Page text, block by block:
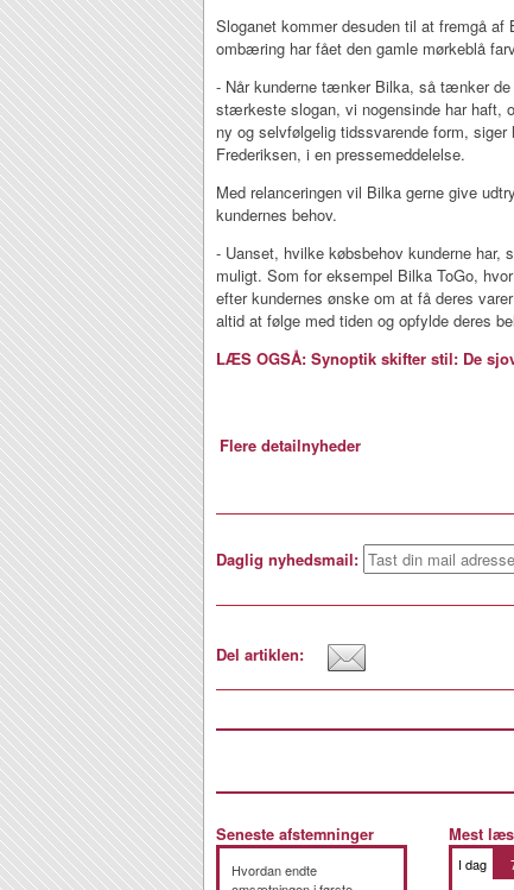
Sloganet kommer desuden til at fremgå
ombæring har fået den gamle mørkeblå
- Når kunderne tænker Bilka, så tænker de
stærkeste slogan, vi nogensinde har haft,
ny og selvfølgelig tidssvarende form,
Frederiksen, i en pressemeddelelse.
Med relanceringen vil Bilka gerne give
kundernes behov.
- Uanset, hvilke købsbehov kunderne har,
muligt. Som for eksempel Bilka ToGo,
efter kundernes ønske om at få deres
altid at følge med tiden og opfylde deres
LÆS OGSÅ: Synoptik skifter stil: De
Flere detailnyheder
Daglig nyhedsmail:
Del artiklen:
Seneste afstemninger
Hvordan endte
Mest
I dag